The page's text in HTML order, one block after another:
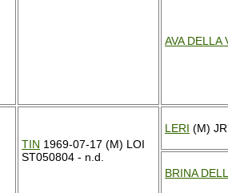
AVA DELLA
TIN 1969-07-17 (M) LOI
ST050804 - n.d.
LERI (M)
BRINA